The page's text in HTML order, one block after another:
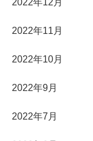
2022年12月
2022年11月
2022年10月
2022年9月
2022年7月